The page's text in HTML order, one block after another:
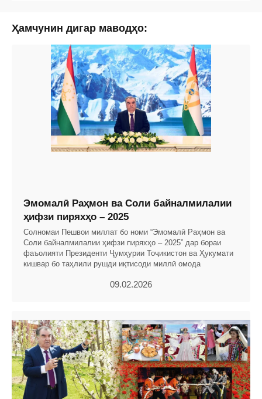
Ҳамчунин дигар маводҳо:
Эмомалӣ Раҳмон ва Соли байналмилалии
ҳифзи пиряхҳо – 2025
Солномаи Пешвои миллат бо номи “Эмомалӣ Раҳмон ва
Соли байналмилалии ҳифзи пиряхҳо – 2025” дар бораи
фаъолияти Президенти Ҷумҳурии Тоҷикистон ва Ҳукумати
кишвар бо таҳлили рушди иқтисоди миллӣ омода
09.02.2026